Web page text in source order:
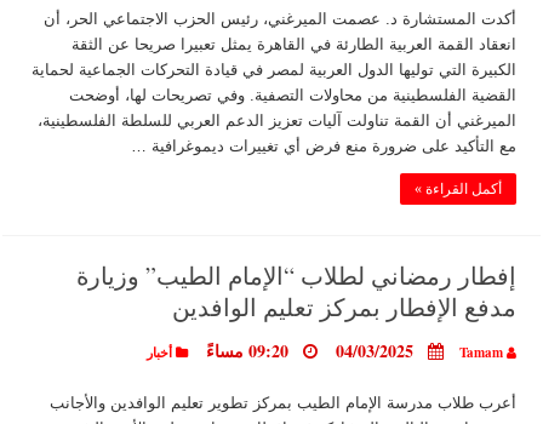
أكدت المستشارة د. عصمت الميرغني، رئيس الحزب الاجتماعي الحر، أن
انعقاد القمة العربية الطارئة في القاهرة يمثل تعبيرا صريحا عن الثقة
الكبيرة التي توليها الدول العربية لمصر في قيادة التحركات الجماعية لحماية
القضية الفلسطينية من محاولات التصفية. وفي تصريحات لها، أوضحت
الميرغني أن القمة تناولت آليات تعزيز الدعم العربي للسلطة الفلسطينية،
مع التأكيد على ضرورة منع فرض أي تغييرات ديموغرافية …
أكمل القراءة »
إفطار رمضاني لطلاب “الإمام الطيب” وزيارة
مدفع الإفطار بمركز تعليم الوافدين
Tamam
04/03/2025 09:20 مساءً أخبار
أعرب طلاب مدرسة الإمام الطيب بمركز تطوير تعليم الوافدين والأجانب